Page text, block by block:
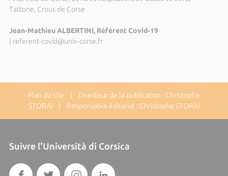
Tattone, Crous de Corse
Jean-Mathieu ALBERTINI, Référent Covid-19
referent-covid@univ-corse.fr
Plan du site | Directeur de la publication : Christophe
STORAI | Responsable éditorial : Christophe STORAI
Suivre l'Università di Corsica